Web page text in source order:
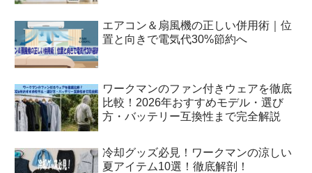
エアコン＆扇風機の正しい併用術｜位
置と向きで電気代30%節約へ
ワークマンのファン付きウェアを徹底
比較！2026年おすすめモデル・選び
方・バッテリー互換性まで完全解説
冷却グッズ必見！ワークマンの涼しい
夏アイテム10選！徹底解剖！